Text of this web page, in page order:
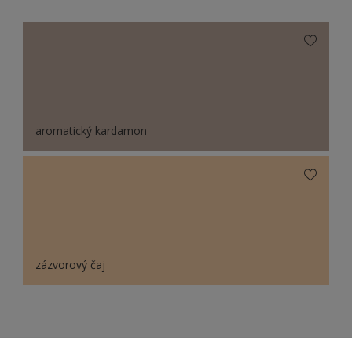
aromatický kardamon
zázvorový čaj